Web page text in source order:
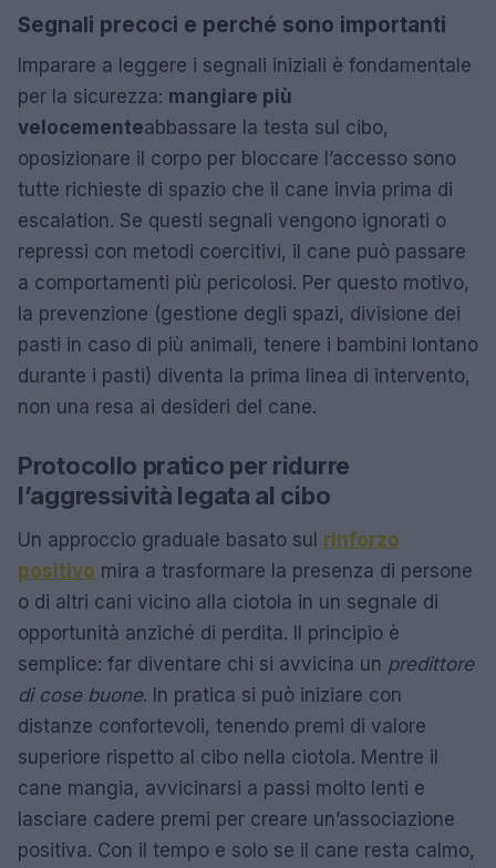
Segnali precoci e perché sono importanti
Imparare a leggere i segnali iniziali è fondamentale
per la sicurezza: mangiare più
velocementeabbassare la testa sul cibo,
oposizionare il corpo per bloccare l’accesso sono
tutte richieste di spazio che il cane invia prima di
escalation. Se questi segnali vengono ignorati o
repressi con metodi coercitivi, il cane può passare
a comportamenti più pericolosi. Per questo motivo,
la prevenzione (gestione degli spazi, divisione dei
pasti in caso di più animali, tenere i bambini lontano
durante i pasti) diventa la prima linea di intervento,
non una resa ai desideri del cane.
Protocollo pratico per ridurre
l’aggressività legata al cibo
Un approccio graduale basato sul rinforzo
positivo mira a trasformare la presenza di persone
o di altri cani vicino alla ciotola in un segnale di
opportunità anziché di perdita. Il principio è
semplice: far diventare chi si avvicina un predittore
di cose buone. In pratica si può iniziare con
distanze confortevoli, tenendo premi di valore
superiore rispetto al cibo nella ciotola. Mentre il
cane mangia, avvicinarsi a passi molto lenti e
lasciare cadere premi per creare un’associazione
positiva. Con il tempo e solo se il cane resta calmo,